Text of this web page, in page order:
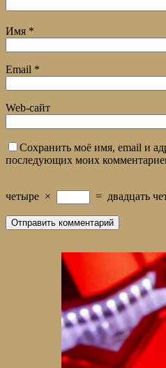
Имя *
Email *
Web-сайт
Сохранить моё имя, email и
последующих моих
четыре × = двадцать